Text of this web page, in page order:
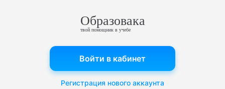
Образовака
твой помощник в учебе
Войти в кабинет
Регистрация нового аккаунта